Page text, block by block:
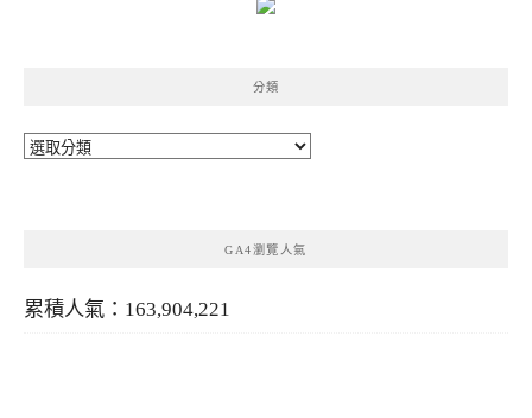
分類
分
GA4瀏覽人氣
累積人氣：163,904,221